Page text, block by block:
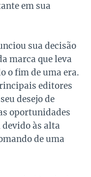
em sua
sua decisão
marca que leva
o fim de uma era.
editores
desejo de
oportunidades
devido às alta
de uma